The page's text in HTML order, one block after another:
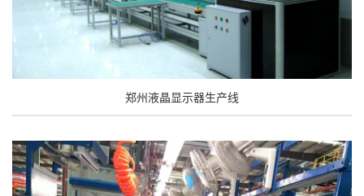
郑州液晶显示器生产线